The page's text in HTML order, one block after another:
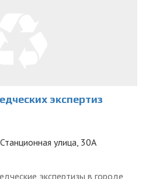
экспертиз
улица, 30А
экспертизы в городе